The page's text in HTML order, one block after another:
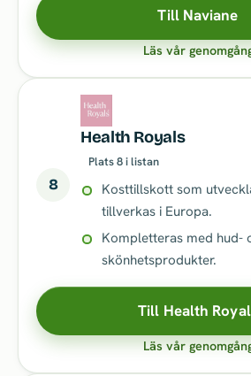
Till Naviane
Läs vår
8
Health Royals
Plats 8 i listan
Kosttillskott som
tillverkas i Europa.
Kompletteras med hud-
skönhetsprodukter.
Till Health
Läs vår